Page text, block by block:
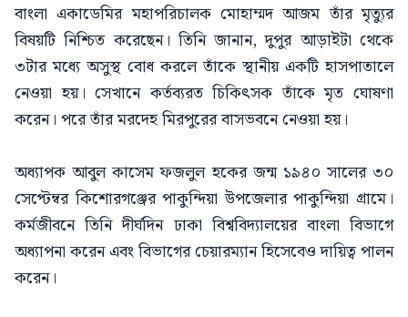
বাংলা একাডেমির মহাপরিচালক মোহাম্মদ আজম তাঁর মৃত্যুর
বিষয়টি নিশ্চিত করেছেন। তিনি জানান, দুপুর আড়াইটা থেকে
৩টার মধ্যে অসুস্থ বোধ করলে তাঁকে স্থানীয় একটি হাসপাতালে
নেওয়া হয়। সেখানে কর্তব্যরত চিকিৎসক তাঁকে মৃত ঘোষণা
করেন। পরে তাঁর মরদেহ মিরপুরের বাসভবনে নেওয়া হয়।
অধ্যাপক আবুল কাসেম ফজলুল হকের জন্ম ১৯৪০ সালের ৩০
সেপ্টেম্বর কিশোরগঞ্জের পাকুন্দিয়া উপজেলার পাকুন্দিয়া গ্রামে।
কর্মজীবনে তিনি দীর্ঘদিন ঢাকা বিশ্ববিদ্যালয়ের বাংলা বিভাগে
অধ্যাপনা করেন এবং বিভাগের চেয়ারম্যান হিসেবেও দায়িত্ব পালন
করেন।